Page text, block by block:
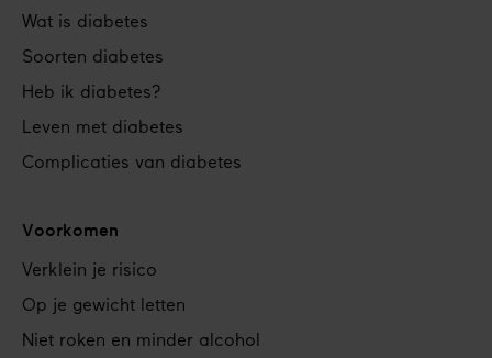
Footer
navigation
Wat is diabetes
Soorten diabetes
Heb ik diabetes?
Leven met diabetes
Complicaties van diabetes
Voorkomen
Verklein je risico
Op je gewicht letten
Niet roken en minder alcohol